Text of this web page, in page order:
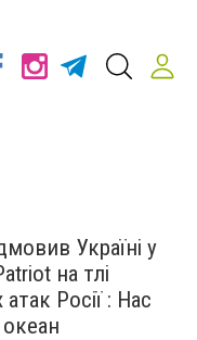
Україні у
на тлі
Росії : Нас